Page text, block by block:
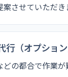
させていただき
行（オプション
どの都合で作業が